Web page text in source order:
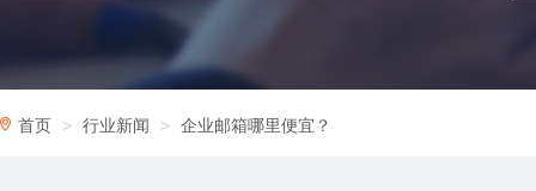
首页 行业新闻 企业邮箱哪里便宜？